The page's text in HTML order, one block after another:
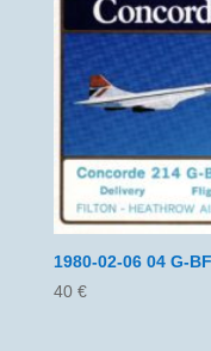
1980-02-06 04 G-
40 €